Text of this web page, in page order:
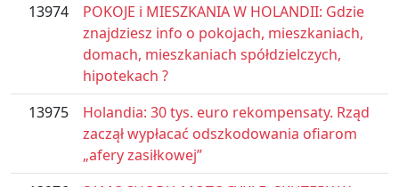
13974
POKOJE i MIESZKANIA W HOLANDII: Gdzie
znajdziesz info o pokojach, mieszkaniach,
domach, mieszkaniach spółdzielczych,
hipotekach ?
13975
Holandia: 30 tys. euro rekompensaty. Rząd
zaczął wypłacać odszkodowania ofiarom
„afery zasiłkowej”